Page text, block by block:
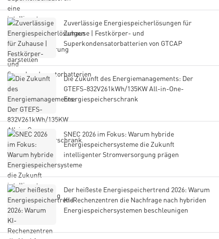
Zuverlässige Energiespeicherlösungen für
Zuhause | Festkörper- und
Superkondensatorbatterien von GTCAP
Die Zukunft des Energiemanagements: Der
GTEFS-832V261kWh/135KW All-in-One-
Energiespeicherschrank
SNEC 2026 im Fokus: Warum hybride
Energiespeichersysteme die Zukunft
intelligenter Stromversorgung prägen
Der heißeste Energiespeichertrend 2026: Warum
KI-Rechenzentren die Nachfrage nach hybriden
Energiespeichersystemen beschleunigen